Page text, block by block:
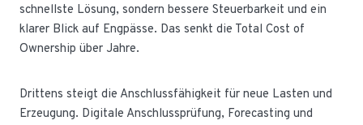
schnellste Lösung, sondern bessere Steuerbarkeit und ein
klarer Blick auf Engpässe. Das senkt die Total Cost of
Ownership über Jahre.
Drittens steigt die Anschlussfähigkeit für neue Lasten und
Erzeugung. Digitale Anschlussprüfung, Forecasting und